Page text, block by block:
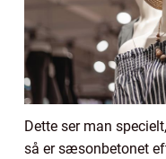
Dette ser man
så er sæsonbetonet